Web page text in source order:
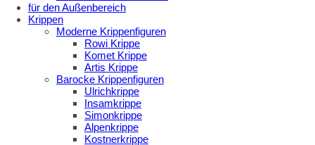
für den Außenbereich
Krippen
Moderne Krippenfiguren
Rowi Krippe
Komet Krippe
Artis Krippe
Barocke Krippenfiguren
Ulrichkrippe
Insamkrippe
Simonkrippe
Alpenkrippe
Kostnerkrippe